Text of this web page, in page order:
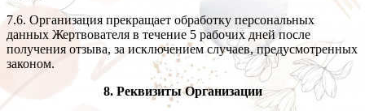
7.6. Организация прекращает обработку персональных
данных Жертвователя в течение 5 рабочих дней после
получения отзыва, за исключением случаев, предусмотренных
законом.
8. Реквизиты Организации